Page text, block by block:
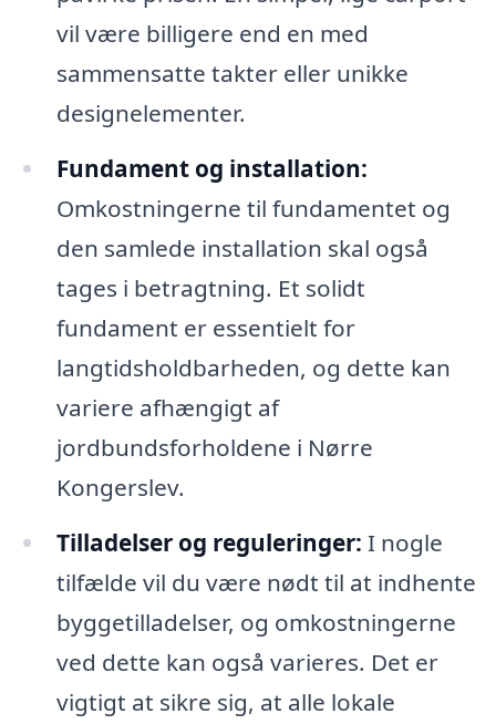
vil være billigere end en med
sammensatte takter eller unikke
designelementer.
Fundament og installation:
Omkostningerne til fundamentet og
den samlede installation skal også
tages i betragtning. Et solidt
fundament er essentielt for
langtidsholdbarheden, og dette kan
variere afhængigt af
jordbundsforholdene i Nørre
Kongerslev.
Tilladelser og reguleringer: I nogle
tilfælde vil du være nødt til at indhente
byggetilladelser, og omkostningerne
ved dette kan også varieres. Det er
vigtigt at sikre sig, at alle lokale